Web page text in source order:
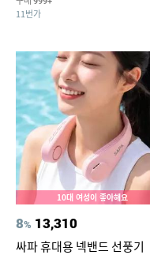
11번가
10대 여성이 좋아해요
8% 13,310
싸파 휴대용 넥밴드 선풍기